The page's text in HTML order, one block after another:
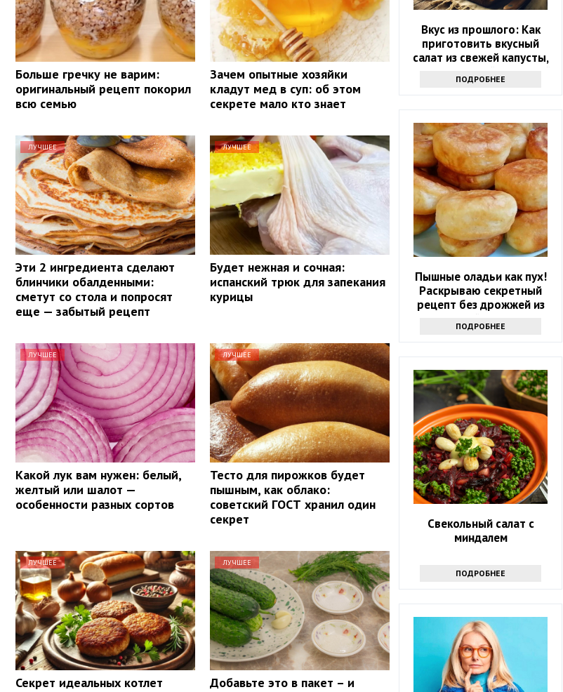
Больше гречку не варим:
оригинальный рецепт покорил
всю семью
Зачем опытные хозяйки
кладут мед в суп: об этом
секрете мало кто знает
ЛУЧШЕЕ
Эти 2 ингредиента сделают
блинчики обалденными:
сметут со стола и попросят
еще — забытый рецепт
ЛУЧШЕЕ
Будет нежная и сочная:
испанский трюк для запекания
курицы
ЛУЧШЕЕ
Какой лук вам нужен: белый,
желтый или шалот —
особенности разных сортов
ЛУЧШЕЕ
Тесто для пирожков будет
пышным, как облако:
советский ГОСТ хранил один
секрет
ЛУЧШЕЕ
Секрет идеальных котлет
ЛУЧШЕЕ
Добавьте это в пакет – и
Вкус из прошлого: Как
приготовить вкусный
салат из свежей капусты,
как в советской школьной
столовой
ПОДРОБНЕЕ
Пышные оладьи как пух!
Раскрываю секретный
рецепт без дрожжей из
маминой тетради
ПОДРОБНЕЕ
Свекольный салат с
миндалем
ПОДРОБНЕЕ